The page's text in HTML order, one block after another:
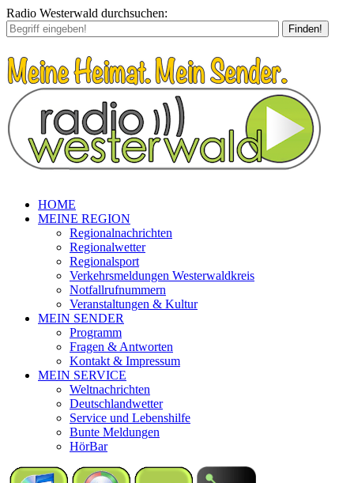
Radio Westerwald durchsuchen:
Finden!
HOME
MEINE REGION
Regionalnachrichten
Regionalwetter
Regionalsport
Verkehrsmeldungen Westerwaldkreis
Notfallrufnummern
Veranstaltungen & Kultur
MEIN SENDER
Programm
Fragen & Antworten
Kontakt & Impressum
MEIN SERVICE
Weltnachrichten
Deutschlandwetter
Service und Lebenshilfe
Bunte Meldungen
HörBar